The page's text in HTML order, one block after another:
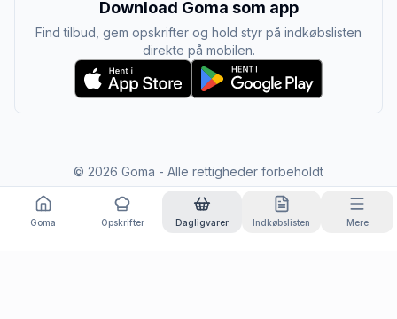
Download Goma som app
Find tilbud, gem opskrifter og hold styr på indkøbslisten
direkte på mobilen.
© 2026 Goma - Alle rettigheder forbeholdt
Goma Opskrifter Dagligvarer Indkøbslisten Mere